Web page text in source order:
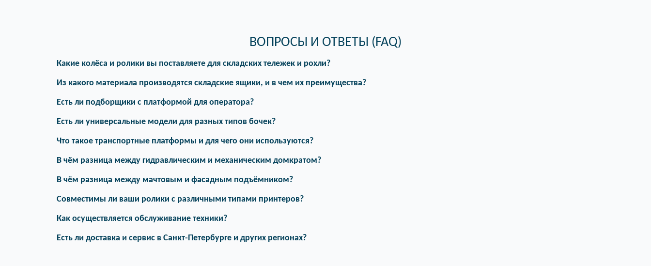
ВОПРОСЫ И ОТВЕТЫ (FAQ)
Какие колёса и ролики вы поставляете для складских тележек и рохли?
Из какого материала производятся складские ящики, и в чем их преимущества?
Есть ли подборщики с платформой для оператора?
Есть ли универсальные модели для разных типов бочек?
Что такое транспортные платформы и для чего они используются?
В чём разница между гидравлическим и механическим домкратом?
В чём разница между мачтовым и фасадным подъёмником?
Совместимы ли ваши ролики с различными типами принтеров?
Как осуществляется обслуживание техники?
Есть ли доставка и сервис в Санкт-Петербурге и других регионах?